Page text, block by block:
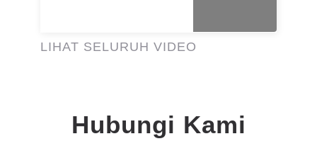
LIHAT SELURUH VIDEO
Hubungi Kami